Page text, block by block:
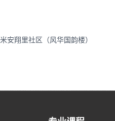
安翔里社区（风华国韵楼）